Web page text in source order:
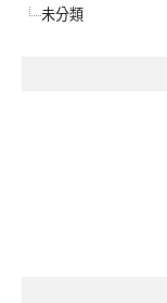
未分類